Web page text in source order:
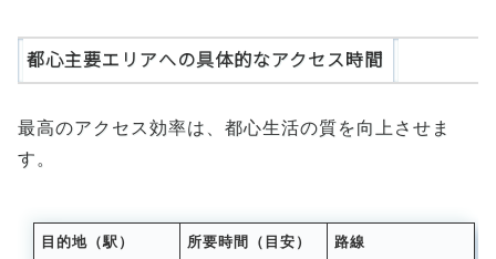
都心主要エリアへの具体的なアクセス時間
最高のアクセス効率は、都心生活の質を向上させま
す。
目的地（駅） 所要時間（目安） 路線